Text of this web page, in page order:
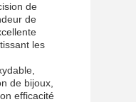
de
de
les
de bijoux,
efficacité